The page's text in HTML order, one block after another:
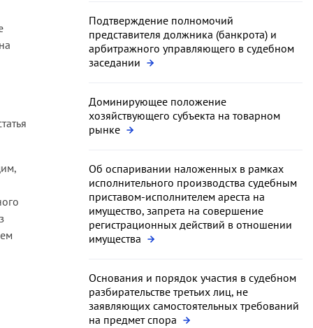
Подтверждение полномочий
представителя должника (банкрота) и
арбитражного управляющего в судебном
заседании
Доминирующее положение
хозяйствующего субъекта на товарном
рынке
Об оспаривании наложенных в рамках
исполнительного производства судебным
приставом-исполнителем ареста на
имущество, запрета на совершение
регистрационных действий в отношении
имущества
Основания и порядок участия в судебном
разбирательстве третьих лиц, не
заявляющих самостоятельных требований
на предмет спора